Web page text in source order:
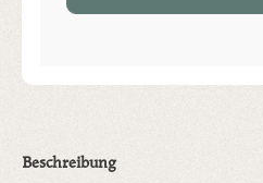
Beschreibung